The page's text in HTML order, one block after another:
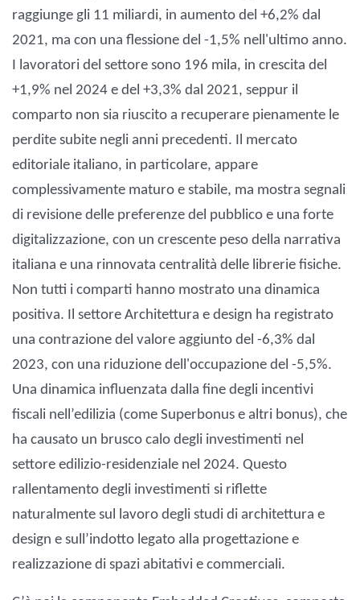
raggiunge gli 11 miliardi, in aumento del +6,2% dal
2021, ma con una flessione del -1,5% nell'ultimo anno.
I lavoratori del settore sono 196 mila, in crescita del
+1,9% nel 2024 e del +3,3% dal 2021, seppur il
comparto non sia riuscito a recuperare pienamente le
perdite subite negli anni precedenti. Il mercato
editoriale italiano, in particolare, appare
complessivamente maturo e stabile, ma mostra segnali
di revisione delle preferenze del pubblico e una forte
digitalizzazione, con un crescente peso della narrativa
italiana e una rinnovata centralità delle librerie fisiche.
Non tutti i comparti hanno mostrato una dinamica
positiva. Il settore Architettura e design ha registrato
una contrazione del valore aggiunto del -6,3% dal
2023, con una riduzione dell'occupazione del -5,5%.
Una dinamica influenzata dalla fine degli incentivi
fiscali nell’edilizia (come Superbonus e altri bonus), che
ha causato un brusco calo degli investimenti nel
settore edilizio-residenziale nel 2024. Questo
rallentamento degli investimenti si riflette
naturalmente sul lavoro degli studi di architettura e
design e sull’indotto legato alla progettazione e
realizzazione di spazi abitativi e commerciali.